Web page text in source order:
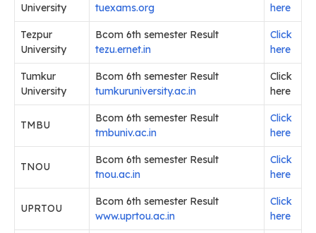
University
tuexams.org
here
Tezpur
University
Bcom 6th semester Result
tezu.ernet.in
Click
here
Tumkur
University
Bcom 6th semester Result
tumkuruniversity.ac.in
Click
here
TMBU
Bcom 6th semester Result
tmbuniv.ac.in
Click
here
TNOU
Bcom 6th semester Result
tnou.ac.in
Click
here
UPRTOU
Bcom 6th semester Result
www.uprtou.ac.in
Click
here